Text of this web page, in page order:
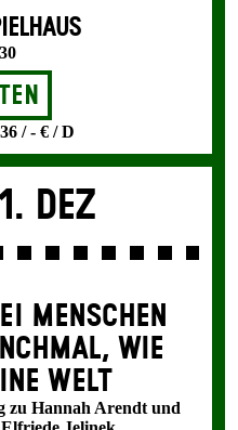
/ - € / D
Dez
MENSCHEN
WIE
WELT
zu Hannah Arendt und